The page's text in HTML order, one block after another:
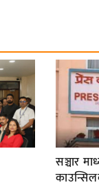
सञ्चार